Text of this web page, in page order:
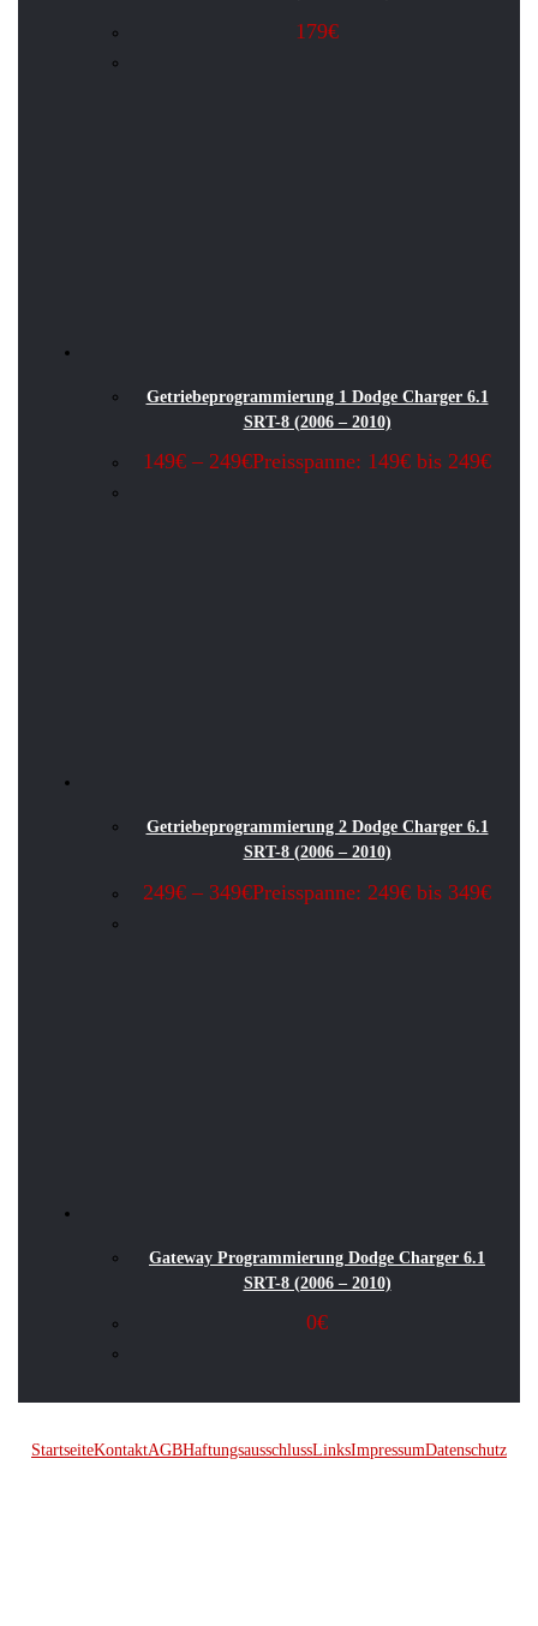
179€
Getriebeprogrammierung 1 Dodge Charger 6.1
SRT-8 (2006 – 2010)
149€ – 249€Preisspanne: 149€ bis 249€
Getriebeprogrammierung 2 Dodge Charger 6.1
SRT-8 (2006 – 2010)
249€ – 349€Preisspanne: 249€ bis 349€
Gateway Programmierung Dodge Charger 6.1
SRT-8 (2006 – 2010)
0€
StartseiteKontaktAGBHaftungsausschlussLinksImpressumDatenschutz